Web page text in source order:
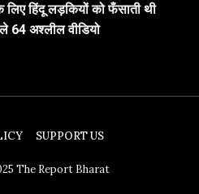
हिंदू लड़कियों को फँसाती थी
64 अश्लील वीडियो
SUPPORT US
The Report Bharat